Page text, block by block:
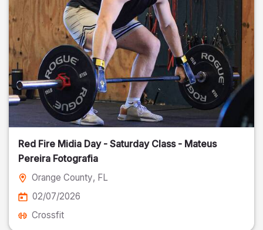
Red Fire Midia Day - Saturday Class - Mateus
Pereira Fotografia
Orange County, FL
02/07/2026
Crossfit